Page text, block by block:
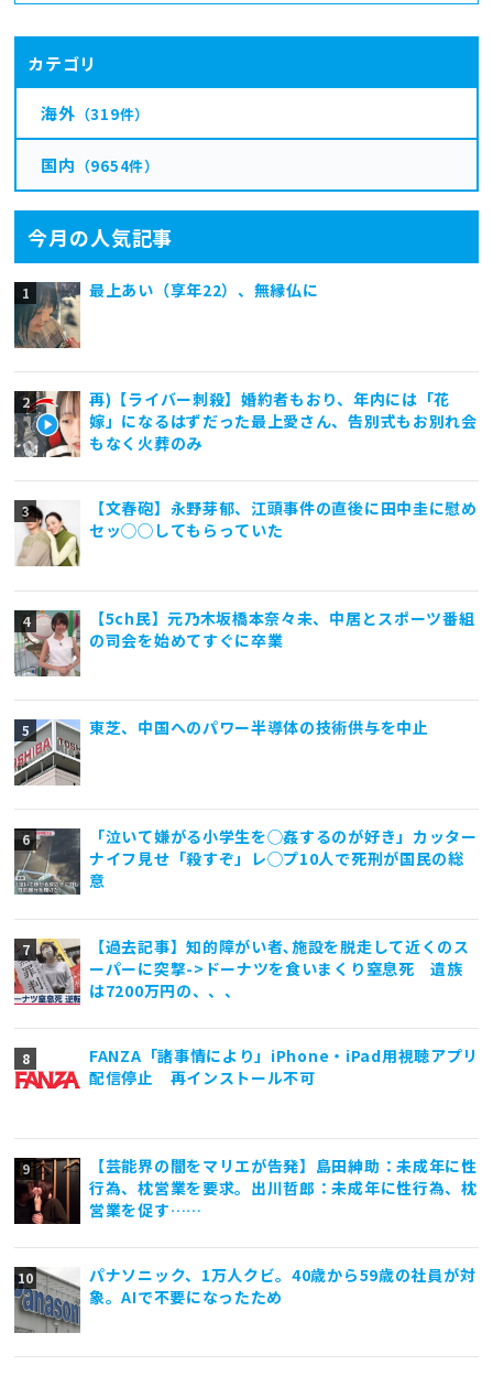
カテゴリ
海外 （319件）
国内 （9654件）
今月の人気記事
最上あい（享年22）、無縁仏に
再)【ライバー刺殺】婚約者もおり、年内には「花
嫁」になるはずだった最上愛さん、告別式もお別れ会
もなく火葬のみ
【文春砲】永野芽郁、江頭事件の直後に田中圭に慰め
セッ◯◯してもらっていた
【5ch民】元乃木坂橋本奈々未、中居とスポーツ番組
の司会を始めてすぐに卒業
東芝、中国へのパワー半導体の技術供与を中止
「泣いて嫌がる小学生を◯姦するのが好き」カッター
ナイフ見せ「殺すぞ」レ◯プ10人で死刑が国民の総
意
【過去記事】知的障がい者､施設を脱走して近くのス
ーパーに突撃->ドーナツを食いまくり窒息死 遺族
は7200万円の、、、
FANZA「諸事情により」iPhone・iPad用視聴アプリ
配信停止 再インストール不可
【芸能界の闇をマリエが告発】島田紳助：未成年に性
行為、枕営業を要求。出川哲郎：未成年に性行為、枕
営業を促す……
パナソニック、1万人クビ。40歳から59歳の社員が対
象。AIで不要になったため